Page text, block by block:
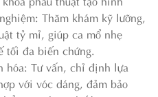
Thăm khám kỹ lưỡng,
tỷ mỉ, giúp ca mổ nhẹ
tối đa biến chứng.
hóa: Tư vấn, chỉ định lựa
với vóc dáng, đảm bảo